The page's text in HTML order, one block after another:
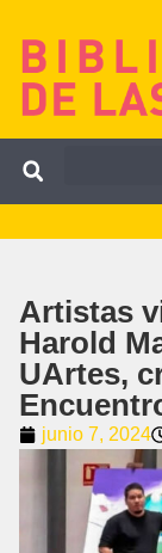
Artistas
Harold
UArtes,
junio 7, 2024